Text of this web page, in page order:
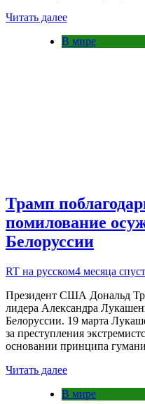
Читать далее
В мире
Трамп
помилование
Белоруссии
RT на русском4 месяца
Президент США Дональд
лидера Александра
Белоруссии. 19 марта
за преступления
основании принципа
Читать далее
В мире